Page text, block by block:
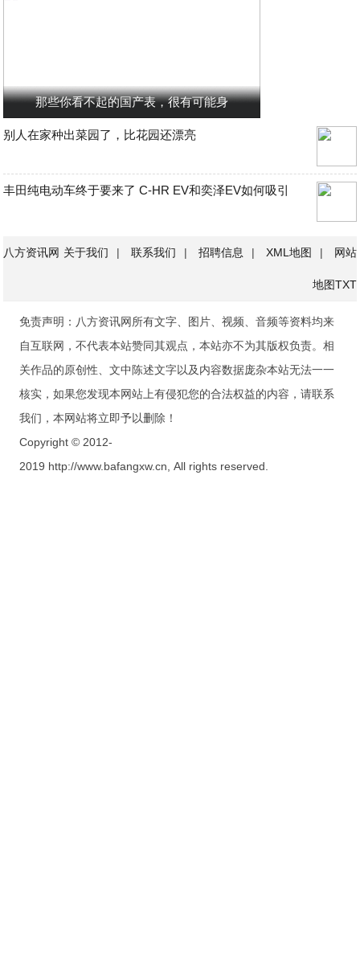
那些你看不起的国产表，很有可能身
别人在家种出菜园了，比花园还漂亮
丰田纯电动车终于要来了 C-HR EV和奕泽EV如何吸引
八方资讯网 关于我们 | 联系我们 | 招聘信息 | XML地图 | 网站
地图TXT
免责声明：八方资讯网所有文字、图片、视频、音频等资料均来
自互联网，不代表本站赞同其观点，本站亦不为其版权负责。相
关作品的原创性、文中陈述文字以及内容数据庞杂本站无法一一
核实，如果您发现本网站上有侵犯您的合法权益的内容，请联系
我们，本网站将立即予以删除！
Copyright © 2012-
2019 http://www.bafangxw.cn, All rights reserved.